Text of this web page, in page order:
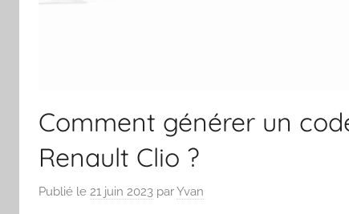
Comment générer un
Renault Clio ?
Publié le 21 juin 2023 parYvan